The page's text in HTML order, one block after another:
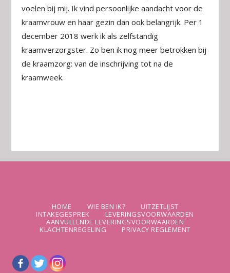
voelen bij mij. Ik vind persoonlijke aandacht voor de
kraamvrouw en haar gezin dan ook belangrijk. Per 1
december 2018 werk ik als zelfstandig
kraamverzorgster. Zo ben ik nog meer betrokken bij
de kraamzorg: van de inschrijving tot na de
kraamweek.
HOME WIE BEN IK?
UITZETLIJST
INTAKEGESPREK
LEVERINGSVOORWAARDEN
AANVULLENDE LEVERINGSVOORWAARDEN
KLACHTENREGELING
PRIVACY REGLEMENT